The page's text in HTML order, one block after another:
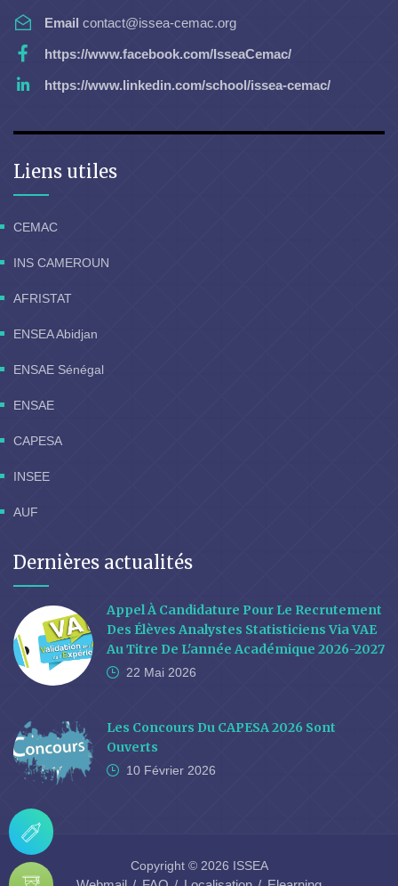
Email contact@issea-cemac.org
https://www.facebook.com/IsseaCemac/
https://www.linkedin.com/school/issea-cemac/
Liens utiles
CEMAC
INS CAMEROUN
AFRISTAT
ENSEA Abidjan
ENSAE Sénégal
ENSAE
CAPESA
INSEE
AUF
Dernières actualités
Appel À Candidature Pour Le Recrutement
Des Élèves Analystes Statisticiens Via VAE
Au Titre De L'année Académique 2026-2027
22 Mai 2026
Les Concours Du CAPESA 2026 Sont
Ouverts
10 Février 2026
Copyright © 2026 ISSEA